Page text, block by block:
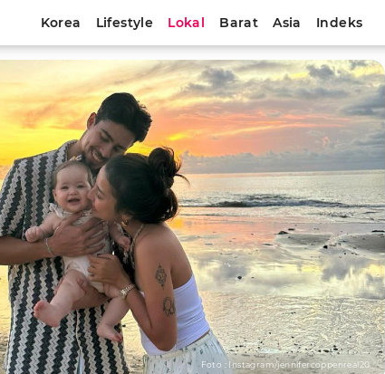
Korea Lifestyle Lokal Barat Asia Indeks
Foto : Instagram/jennifercoppenreal20